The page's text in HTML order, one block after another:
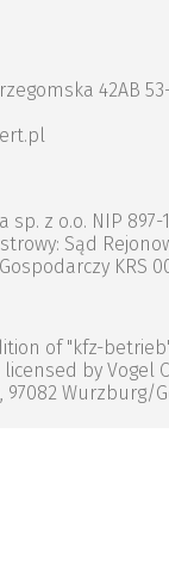
42AB
z o.o. NIP 897-
Sąd
KRS
of "kfz-
licensed by Vogel
97082 Wurzburg/